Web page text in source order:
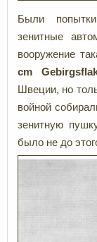
Были
зенитные
вооружение
cm
Швеции, но
войной
зенитную
было не до